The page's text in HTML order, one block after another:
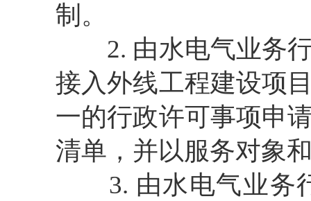
制。
2. 由水电气业务
接入外线工程建设项
一的行政许可事项申
清单，并以服务对象
3. 由水电气业务